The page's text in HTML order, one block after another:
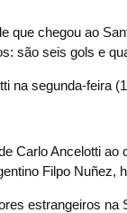
que chegou ao
são seis gols e
na segunda-feira
Carlo Ancelotti
Filpo Nuñez,
estrangeiros